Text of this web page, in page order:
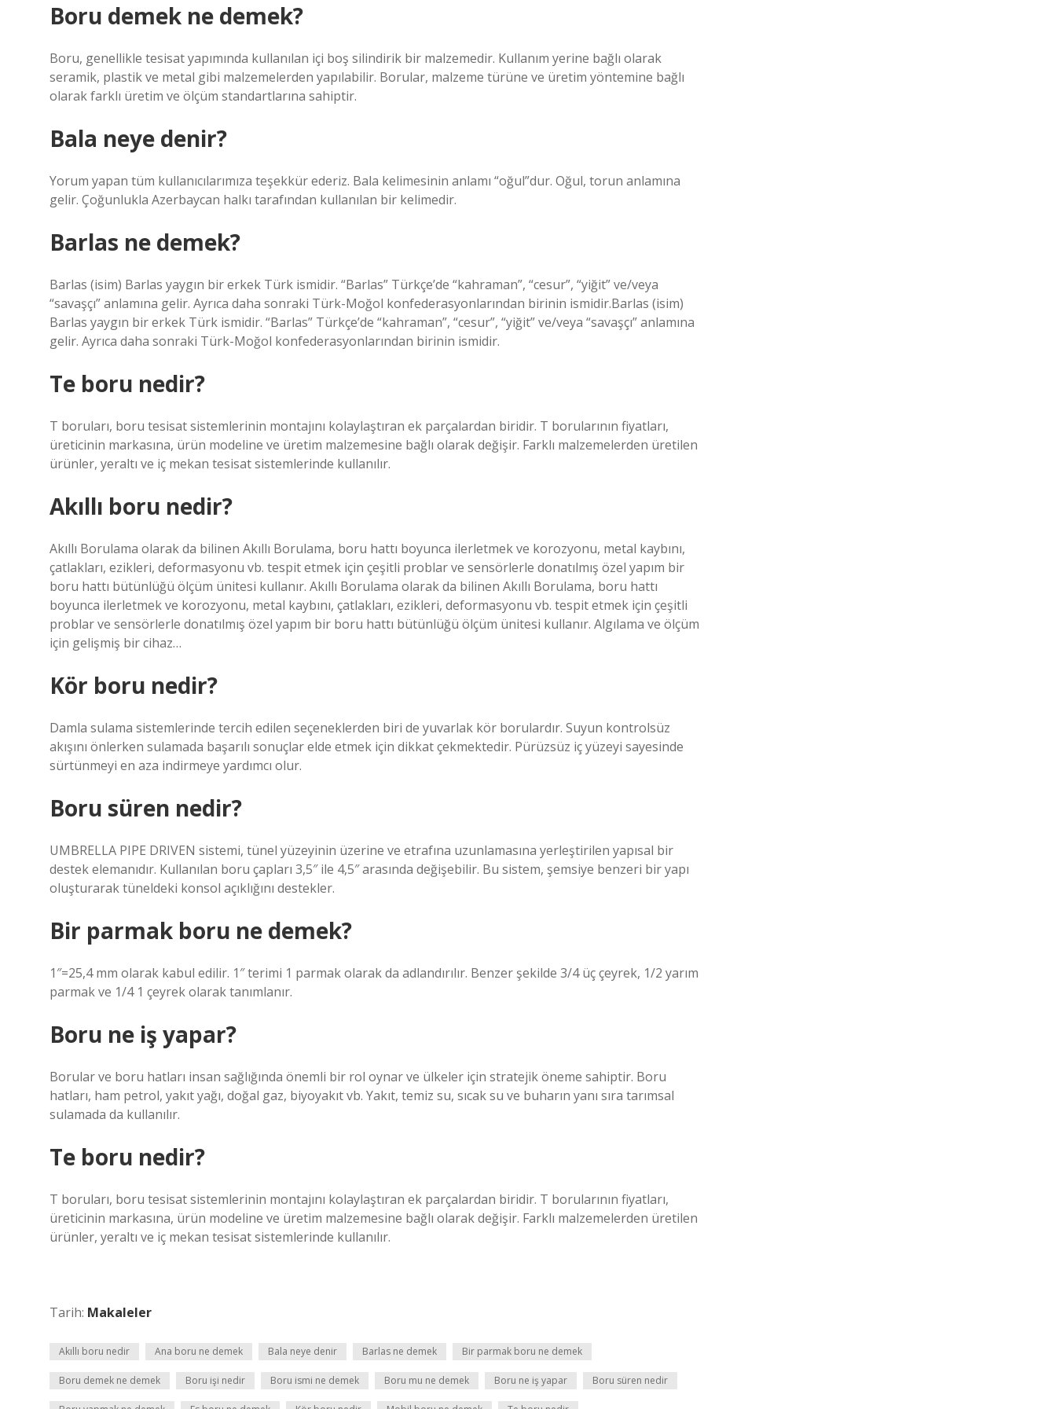
Boru demek ne demek?
Boru, genellikle tesisat yapımında kullanılan içi boş silindirik bir malzemedir. Kullanım yerine bağlı olarak
seramik, plastik ve metal gibi malzemelerden yapılabilir. Borular, malzeme türüne ve üretim yöntemine bağlı
olarak farklı üretim ve ölçüm standartlarına sahiptir.
Bala neye denir?
Yorum yapan tüm kullanıcılarımıza teşekkür ederiz. Bala kelimesinin anlamı “oğul”dur. Oğul, torun anlamına
gelir. Çoğunlukla Azerbaycan halkı tarafından kullanılan bir kelimedir.
Barlas ne demek?
Barlas (isim) Barlas yaygın bir erkek Türk ismidir. “Barlas” Türkçe’de “kahraman”, “cesur”, “yiğit” ve/veya
“savaşçı” anlamına gelir. Ayrıca daha sonraki Türk-Moğol konfederasyonlarından birinin ismidir.Barlas (isim)
Barlas yaygın bir erkek Türk ismidir. “Barlas” Türkçe’de “kahraman”, “cesur”, “yiğit” ve/veya “savaşçı” anlamına
gelir. Ayrıca daha sonraki Türk-Moğol konfederasyonlarından birinin ismidir.
Te boru nedir?
T boruları, boru tesisat sistemlerinin montajını kolaylaştıran ek parçalardan biridir. T borularının fiyatları,
üreticinin markasına, ürün modeline ve üretim malzemesine bağlı olarak değişir. Farklı malzemelerden üretilen
ürünler, yeraltı ve iç mekan tesisat sistemlerinde kullanılır.
Akıllı boru nedir?
Akıllı Borulama olarak da bilinen Akıllı Borulama, boru hattı boyunca ilerletmek ve korozyonu, metal kaybını,
çatlakları, ezikleri, deformasyonu vb. tespit etmek için çeşitli problar ve sensörlerle donatılmış özel yapım bir
boru hattı bütünlüğü ölçüm ünitesi kullanır. Akıllı Borulama olarak da bilinen Akıllı Borulama, boru hattı
boyunca ilerletmek ve korozyonu, metal kaybını, çatlakları, ezikleri, deformasyonu vb. tespit etmek için çeşitli
problar ve sensörlerle donatılmış özel yapım bir boru hattı bütünlüğü ölçüm ünitesi kullanır. Algılama ve ölçüm
için gelişmiş bir cihaz…
Kör boru nedir?
Damla sulama sistemlerinde tercih edilen seçeneklerden biri de yuvarlak kör borulardır. Suyun kontrolsüz
akışını önlerken sulamada başarılı sonuçlar elde etmek için dikkat çekmektedir. Pürüzsüz iç yüzeyi sayesinde
sürtünmeyi en aza indirmeye yardımcı olur.
Boru süren nedir?
UMBRELLA PIPE DRIVEN sistemi, tünel yüzeyinin üzerine ve etrafına uzunlamasına yerleştirilen yapısal bir
destek elemanıdır. Kullanılan boru çapları 3,5″ ile 4,5″ arasında değişebilir. Bu sistem, şemsiye benzeri bir yapı
oluşturarak tüneldeki konsol açıklığını destekler.
Bir parmak boru ne demek?
1″=25,4 mm olarak kabul edilir. 1″ terimi 1 parmak olarak da adlandırılır. Benzer şekilde 3/4 üç çeyrek, 1/2 yarım
parmak ve 1/4 1 çeyrek olarak tanımlanır.
Boru ne iş yapar?
Borular ve boru hatları insan sağlığında önemli bir rol oynar ve ülkeler için stratejik öneme sahiptir. Boru
hatları, ham petrol, yakıt yağı, doğal gaz, biyoyakıt vb. Yakıt, temiz su, sıcak su ve buharın yanı sıra tarımsal
sulamada da kullanılır.
Te boru nedir?
T boruları, boru tesisat sistemlerinin montajını kolaylaştıran ek parçalardan biridir. T borularının fiyatları,
üreticinin markasına, ürün modeline ve üretim malzemesine bağlı olarak değişir. Farklı malzemelerden üretilen
ürünler, yeraltı ve iç mekan tesisat sistemlerinde kullanılır.
Tarih: Makaleler
Akıllı boru nedir Ana boru ne demek Bala neye denir Barlas ne demek Bir parmak boru ne demek
Boru demek ne demek Boru işi nedir Boru ismi ne demek Boru mu ne demek Boru ne iş yapar Boru süren nedir